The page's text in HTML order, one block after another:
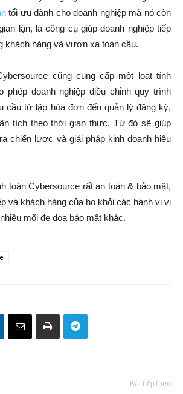
tối ưu dành cho doanh nghiệp mà nó còn
lận, là công cụ giúp doanh nghiệp tiếp
khách hàng và vươn xa toàn cầu.
cũng cung cấp một loạt tính
phép doanh nghiệp điều chỉnh quy trình
cầu từ lập hóa đơn đến quản lý đăng ký,
tích theo thời gian thực. Từ đó sẽ giúp
chiến lược và giải pháp kinh doanh hiệu
toán Cybersource rất an toàn & bảo mật,
và khách hàng của họ khỏi các hành vi vi
mối đe dọa bảo mật khác.
Bài tiếp theo